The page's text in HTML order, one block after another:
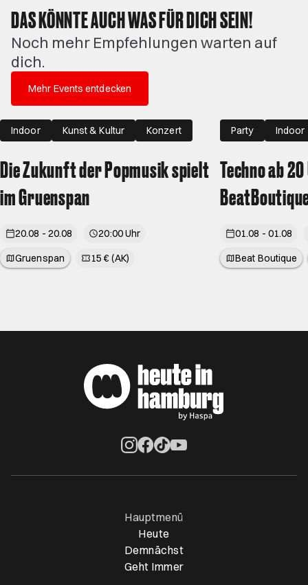
DAS KÖNNTE AUCH WAS FÜR DICH SEIN!
Noch mehr Empfehlungen warten auf
dich.
Mehr Events entdecken
Indoor Kunst & Kultur Konzert
Die Zukunft der Popmusik spielt
im Gruenspan
20.08 - 20.08
20:00 Uhr
Gruenspan
15 € (AK)
Party Indoor
Techno ab
01.08 - 01.08
Beat Boutique
Hauptmenü
Heute
Demnächst
Geht Immer